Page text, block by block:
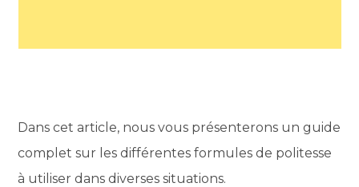
Dans cet article, nous vous présenterons un guide
complet sur les différentes formules de politesse
à utiliser dans diverses situations.